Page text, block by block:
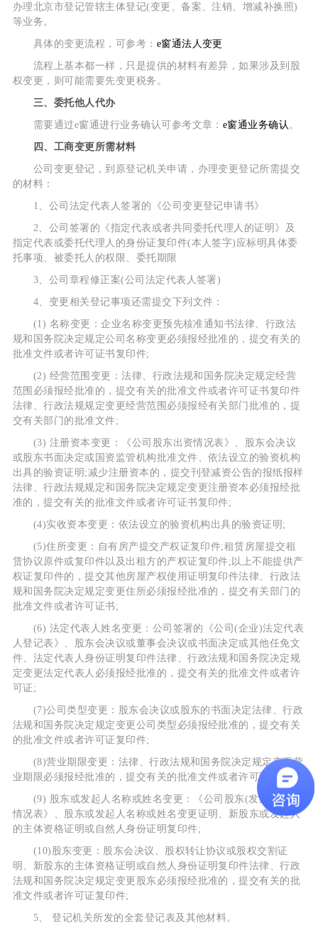
办理北京市登记管辖主体登记(变更、备案、注销、增减补换照)
等业务。
具体的变更流程，可参考： e窗通法人变更
流程上基本都一样，只是提供的材料有差异，如果涉及到股
权变更，则可能需要先变更税务。
三、委托他人代办
需要通过e窗通进行业务确认可参考文章： e窗通业务确认 。
四、工商变更所需材料
公司变更登记，到原登记机关申请，办理变更登记所需提交
的材料：
1、公司法定代表人签署的《公司变更登记申请书》
2、公司签署的《指定代表或者共同委托代理人的证明》及
指定代表或委托代理人的身份证复印件(本人签字)应标明具体委
托事项、被委托人的权限、委托期限
3、公司章程修正案(公司法定代表人签署)
4、变更相关登记事项还需提交下列文件：
(1) 名称变更：企业名称变更预先核准通知书法律、行政法
规和国务院决定规定公司名称变更必须报经批准的，提交有关的
批准文件或者许可证书复印件;
(2) 经营范围变更：法律、行政法规和国务院决定规定经营
范围必须报经批准的，提交有关的批准文件或者许可证书复印件
法律、行政法规规定变更经营范围必须报经有关部门批准的，提
交有关部门的批准文件;
(3) 注册资本变更：《公司股东出资情况表》、股东会决议
或股东书面决定或国资监管机构批准文件、依法设立的验资机构
出具的验资证明;减少注册资本的，提交刊登减资公告的报纸报样
法律、行政法规规定和国务院决定规定变更注册资本必须报经批
准的，提交有关的批准文件或者许可证书复印件;
(4)实收资本变更：依法设立的验资机构出具的验资证明;
(5)住所变更：自有房产提交产权证复印件;租赁房屋提交租
赁协议原件或复印件以及出租方的产权证复印件;以上不能提供产
权证复印件的，提交其他房屋产权使用证明复印件法律、行政法
规和国务院决定规定变更住所必须报经批准的，提交有关部门的
批准文件或者许可证书;
(6) 法定代表人姓名变更：公司签署的《公司(企业)法定代表
人登记表》、股东会决议或董事会决议或书面决定或其他任免文
件、法定代表人身份证明复印件法律、行政法规和国务院决定规
定变更法定代表人必须报经批准的，提交有关的批准文件或者许
可证;
(7)公司类型变更：股东会决议或股东的书面决定法律、行政
法规和国务院决定规定变更公司类型必须报经批准的，提交有关
的批准文件或者许可证复印件;
(8)营业期限变更：法律、行政法规和国务院决定规定变更营
业期限必须报经批准的，提交有关的批准文件或者许可证复印件;
(9) 股东或发起人名称或姓名变更：《公司股东(发起人)出资
情况表》、股东或发起人名称或姓名变更证明、新股东或发起人
的主体资格证明或自然人身份证明复印件;
(10)股东变更：股东会决议、股权转让协议或股权交割证
明、新股东的主体资格证明或自然人身份证明复印件法律、行政
法规和国务院决定规定变更股东必须报经批准的，提交有关的批
准文件或者许可证复印件;
5、 登记机关所发的全套登记表及其他材料。